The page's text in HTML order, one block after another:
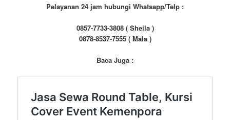
Pelayanan 24 jam hubungi Whatsapp/Telp :
0857-7733-3808 ( Sheila )
0878-8537-7555 ( Mala )
Baca Juga :